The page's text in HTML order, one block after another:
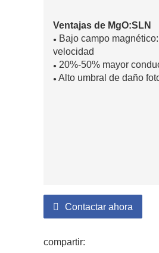
Ventajas de MgO:SLN
●
Bajo campo
velocidad
● 20%-50% mayor
● Alto umbral de daño
Contactar ahora
compartir: